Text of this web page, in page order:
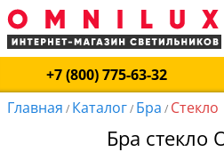
+7 (800) 775-63-32
Главная / Каталог/ Бра / Стекло
Бра стекло